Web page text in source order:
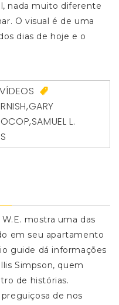
nada muito diferente
O visual é de uma
dias de hoje e o
VÍDEOS
,GARY
,SAMUEL L.
mostra uma das
em seu apartamento
guide dá informações
Simpson, quem
de histórias.
de nos